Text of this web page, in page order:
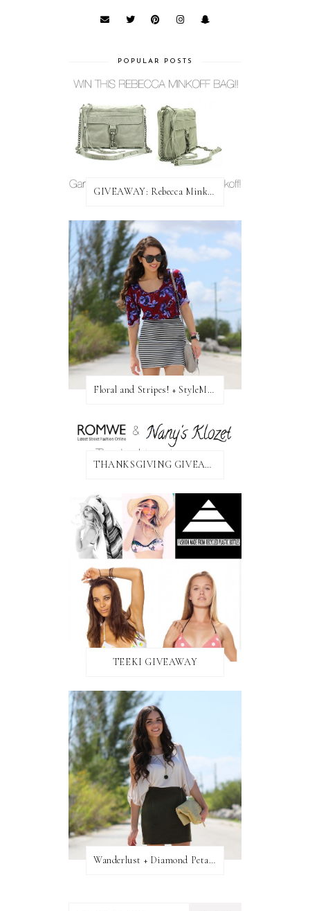
POPULAR POSTS
GIVEAWAY: Rebecca Minkoff Bag!
Floral and Stripes! + StyleMint GIVEAWAY!
THANKSGIVING GIVEAWAY!
TEEKI GIVEAWAY
Wanderlust + Diamond Petal Giveaway